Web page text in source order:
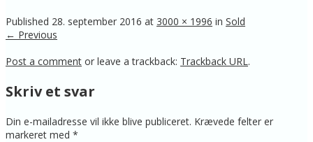
Published 28. september 2016 at 3000 × 1996 in Sold
← Previous
Post a comment or leave a trackback: Trackback URL.
Skriv et svar
Din e-mailadresse vil ikke blive publiceret. Krævede felter er
markeret med *